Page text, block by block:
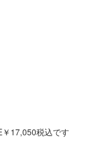
17,050税込です